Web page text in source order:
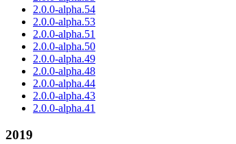
2.0.0-alpha.54
2.0.0-alpha.53
2.0.0-alpha.51
2.0.0-alpha.50
2.0.0-alpha.49
2.0.0-alpha.48
2.0.0-alpha.44
2.0.0-alpha.43
2.0.0-alpha.41
2019